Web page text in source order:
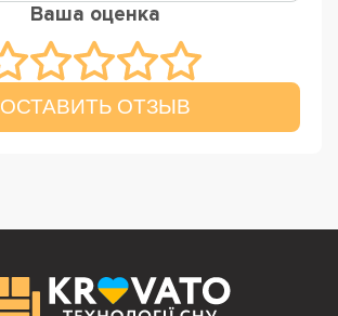
Ваша оценка
ОСТАВИТЬ ОТЗЫВ